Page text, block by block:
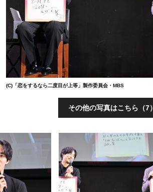
(C)「恋をするなら二度目が上等」製作委員会・MBS
その他の写真はこちら（7）